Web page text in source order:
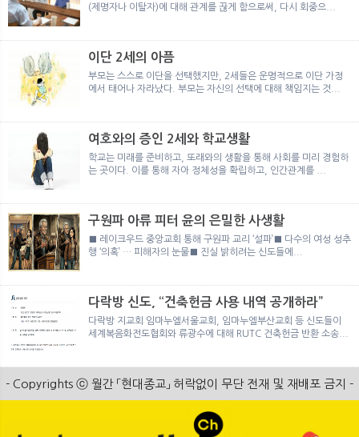
(제명자나 이탈자)에 대해 관계를 끊게 함으로써, 다시 회중으...
이단 2세의 아픔
부모는 스스로 이단을 선택했지만, 2세들은 운명적으로 이단 가정
에서 태어나 자라났다. 부모는 자신의 선택에 대해 책임지는 것...
여호와의 증인 2세와 학교생활
학교는 미래를 준비하고, 또래와의 생활을 통해 사회를 미리 경험하
는 곳이다. 이를 통해 자아 정체성을 확립하고, 인간관계를 ...
구원파 아류 피터 윤의 은밀한 사생활
■ 레이크우드 중앙교회 통해 구원파 교리 ‘설파’■ 다수의 여성 성추
행 ‘의혹’ … 피해자의 눈물■ 진실 밝히려는 신도들에...
다락방 신도, “건축헌금 사용 내역 공개하라”
다락방 지교회 임마누엘서울교회, 임마누엘부산교회 등 신도들이
세계복음화전도협회와 류광수에 대해 RUTC 건축헌금 반환 소송...
- Copyrights ⓒ 월간 「현대종교」 허락없이 무단 전재 및 재배포 금지 -